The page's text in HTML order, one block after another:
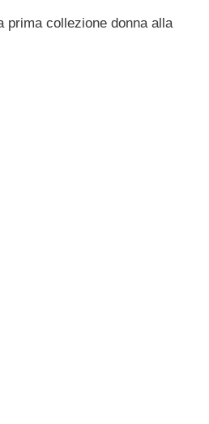
prima collezione donna alla